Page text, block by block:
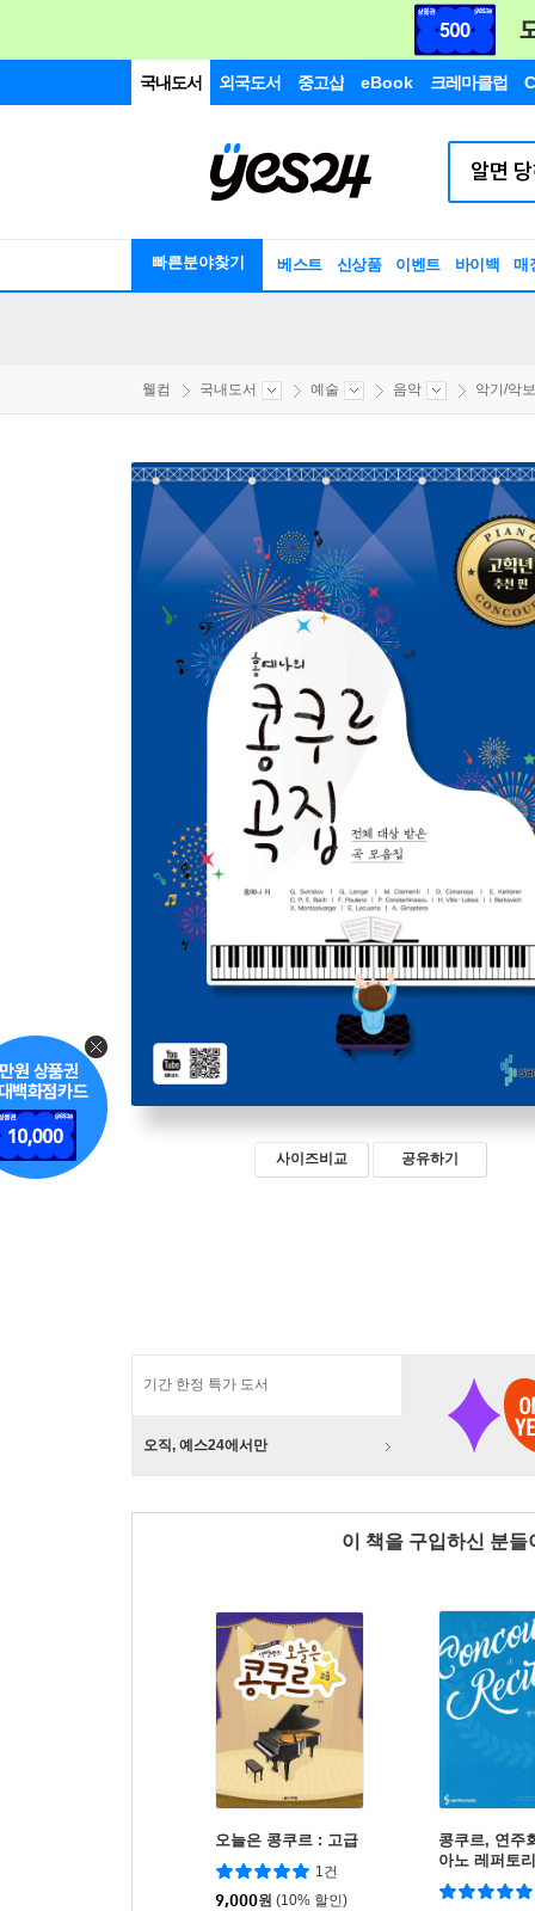
국내도서 외국도서 중고샵 eBook 크레마클럽
빠른분야찾기 베스트 신상품 이벤트 바이백 매
웰컴 국내도서 예술 음악 악기/악
사이즈비교 공유하기
기간 한정 특가 도서
오직, 예스24에서만
이 책을 구입하신 분
오늘은 콩쿠르 : 고급
1건
9,000원 (10% 할인)
콩쿠르, 연주
아노 레퍼토